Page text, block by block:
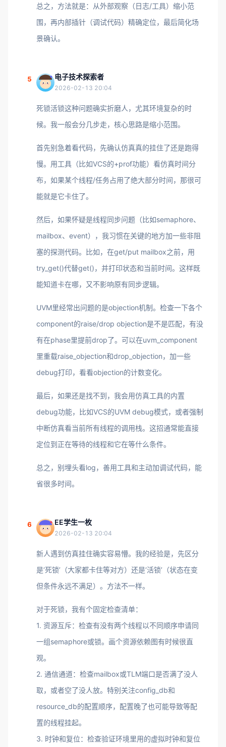
总之，方法就是：从外部观察（日志/工具）缩小范
围，再内部插针（调试代码）精确定位，最后简化场
景确认。
5 电子技术探索者
2026-02-13 20:04
死锁活锁这种问题确实折磨人，尤其环境复杂的时
候。我一般会分几步走，核心思路是缩小范围。
首先别急着看代码，先确认仿真真的挂住了还是跑得
慢。用工具（比如VCS的+prof功能）看仿真时间分
布，如果某个线程/任务占用了绝大部分时间，那很可
能就是它卡住了。
然后，如果怀疑是线程同步问题（比如semaphore、
mailbox、event），我习惯在关键的地方加一些非阻
塞的探测代码。比如，在get/put mailbox之前，用
try_get()代替get()，并打印状态和当前时间。这样既
能知道卡在哪，又不影响原有同步逻辑。
UVM里经常出问题的是objection机制。检查一下各个
component的raise/drop objection是不是匹配，有没
有在phase里提前drop了。可以在uvm_component
里重载raise_objection和drop_objection，加一些
debug打印，看看objection的计数变化。
最后，如果还是找不到，我会用仿真工具的内置
debug功能，比如VCS的UVM debug模式，或者强制
中断仿真看当前所有线程的调用栈。这招通常能直接
定位到正在等待的线程和它在等什么条件。
总之，别埋头看log，善用工具和主动加调试代码，能
省很多时间。
6 EE学生一枚
2026-02-13 20:04
新人遇到仿真挂住确实容易懵。我的经验是，先区分
是‘死锁’（大家都卡住等对方）还是‘活锁’（状态在变
但条件永远不满足）。方法不一样。
对于死锁，我有个固定检查清单：
1. 资源互斥：检查有没有两个线程以不同顺序申请同
一组semaphore或锁。画个资源依赖图有时候很直
观。
2. 通信通道：检查mailbox或TLM端口是否满了没人
取，或者空了没人放。特别关注config_db和
resource_db的配置顺序，配置晚了也可能导致等配
置的线程挂起。
3. 时钟和复位：检查验证环境里用的虚拟时钟和复位